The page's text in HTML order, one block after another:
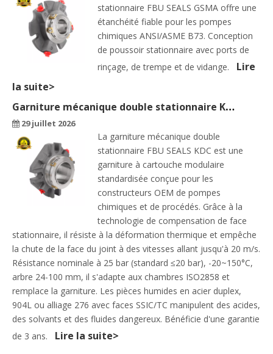
stationnaire FBU SEALS GSMA offre une
étanchéité fiable pour les pompes
chimiques ANSI/ASME B73. Conception
de poussoir stationnaire avec ports de
rinçage, de trempe et de vidange. Lire
la suite>
Garniture mécanique double stationnaire KDC — Solution de cartouche standard pour les clients OEM efficaces
29 juillet 2026
La garniture mécanique double
stationnaire FBU SEALS KDC est une
garniture à cartouche modulaire
standardisée conçue pour les
constructeurs OEM de pompes
chimiques et de procédés. Grâce à la
technologie de compensation de face
stationnaire, il résiste à la déformation thermique et empêche
la chute de la face du joint à des vitesses allant jusqu'à 20 m/s.
Résistance nominale à 25 bar (standard ≤20 bar), -20~150°C,
arbre 24-100 mm, il s'adapte aux chambres ISO2858 et
remplace la garniture. Les pièces humides en acier duplex,
904L ou alliage 276 avec faces SSIC/TC manipulent des acides,
des solvants et des fluides dangereux. Bénéficie d'une garantie
de 3 ans. Lire la suite>